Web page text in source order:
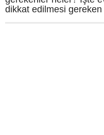
dikkat edilmesi